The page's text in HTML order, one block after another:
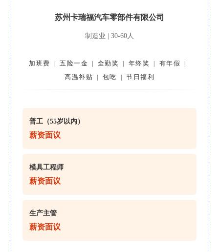
苏州卡瑞福汽车零部件有限公司
制造业 | 30-60人
加班费 五险一金 全勤奖 年终奖 有年假
高温补贴 包吃 节日福利
普工（55岁以内）
薪资面议
模具工程师
薪资面议
生产主管
薪资面议